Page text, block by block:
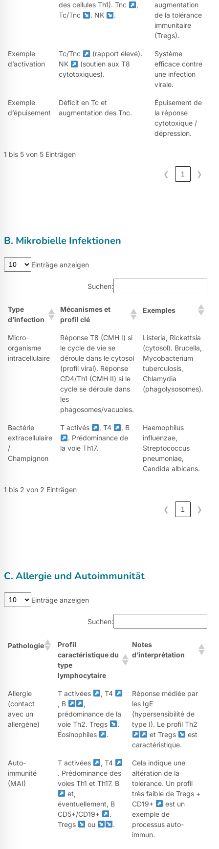
des cellules Th1). Tnc
,
Tc/Tnc
. NK .
augmentation
de la tolérance
immunitaire
(Tregs).
Exemple
d’activation
Tc/Tnc
(rapport élevé).
NK
(soutien aux T8
cytotoxiques).
Système
efficace contre
une infection
virale.
Exemple
d’épuisement
Déficit en Tc et
augmentation des Tnc.
Épuisement de
la réponse
cytotoxique /
dépression.
1 bis 5 von 5 Einträgen
❮ 1 ❯
B. Mikrobielle Infektionen
Einträge anzeigen
Suchen:
Type
d’infection
Mécanismes et
profil clé
Exemples
Micro-
organisme
intracellulaire
Réponse T8 (CMH I) si
le cycle de vie se
déroule dans le cytosol
(profil viral). Réponse
CD4/Th1 (CMH II) si le
cycle se déroule dans
les
phagosomes/vacuoles.
Listeria, Rickettsia
(cytosol). Brucella,
Mycobacterium
tuberculosis,
Chlamydia
(phagolysosomes).
Bactérie
extracellulaire
/
Champignon
T activés , T4
, B
. Prédominance de
la voie Th17.
Haemophilus
influenzae,
Streptococcus
pneumoniae,
Candida albicans.
1 bis 2 von 2 Einträgen
❮ 1 ❯
C. Allergie und Autoimmunität
Einträge anzeigen
Suchen:
Pathologie
Profil
caractéristique du
type
lymphocytaire
Notes
d’interprétation
Allergie
(contact
avec un
allergène)
T activées
, T4
, B
,
prédominance de la
voie Th2. Tregs
.
Éosinophiles
.
Réponse médiée par
les IgE
(hypersensibilité de
type I). Le profil Th2
et Tregs
est
caractéristique.
Auto-
immunité
(MAI)
T activées
, T4
. Prédominance des
voies Th1 et Th17. B
et,
éventuellement, B
CD5+/CD19+
.
Tregs
ou .
Cela indique une
altération de la
tolérance. Un profil
très faible de Tregs +
CD19+
est un
exemple de
processus auto-
immun.